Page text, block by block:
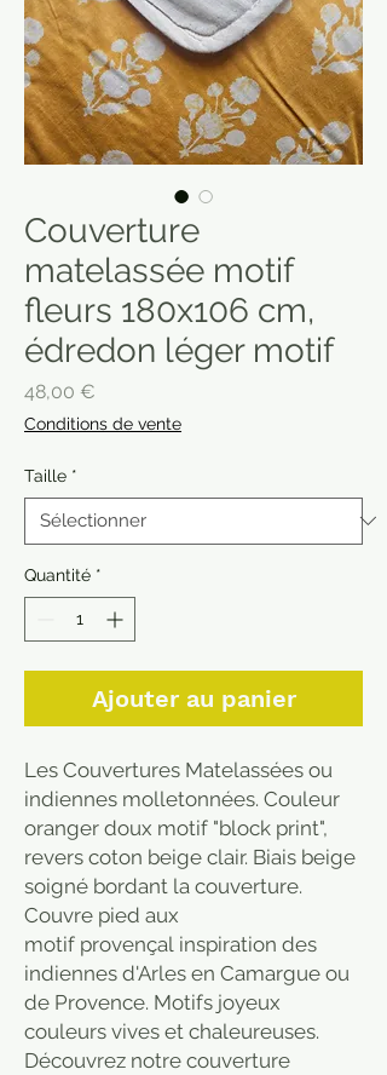
Couverture
matelassée motif
fleurs 180x106 cm,
édredon léger motif
48,00 €
Conditions de vente
Taille *
Quantité *
Ajouter au panier
Les Couvertures Matelassées ou
indiennes molletonnées. Couleur
oranger doux motif "block print",
revers coton beige clair. Biais beige
soigné bordant la couverture.
Couvre pied aux
motif provençal inspiration des
indiennes d'Arles en Camargue ou
de Provence. Motifs joyeux
couleurs vives et chaleureuses.
Découvrez notre couverture